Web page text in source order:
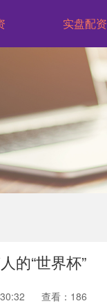
实盘配资
的“世界杯”
查看：186